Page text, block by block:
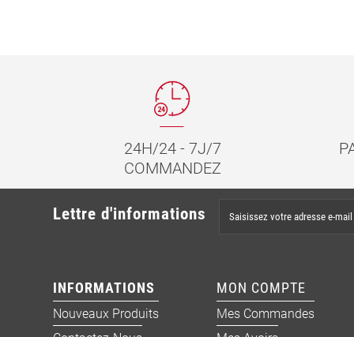
24H/24 - 7J/7
COMMANDEZ
Lettre d'informations
INFORMATIONS
Nouveaux Produits
MON COMPTE
Mes Commandes